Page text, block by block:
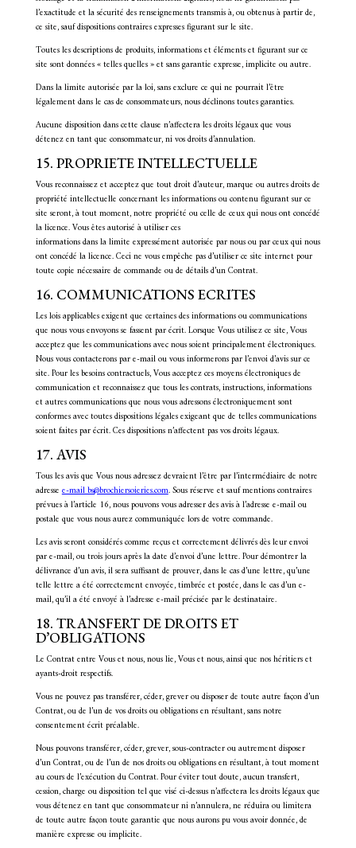
l’exactitude et la sécurité des renseignements transmis à, ou obtenus à partir de,
ce site, sauf dispositions contraires expresses figurant sur le site.
Toutes les descriptions de produits, informations et éléments et figurant sur ce
site sont données « telles quelles » et sans garantie expresse, implicite ou autre.
Dans la limite autorisée par la loi, sans exclure ce qui ne pourrait l’être
légalement dans le cas de consommateurs, nous déclinons toutes garanties.
Aucune disposition dans cette clause n’affectera les droits légaux que vous
détenez en tant que consommateur, ni vos droits d’annulation.
15. PROPRIETE INTELLECTUELLE
Vous reconnaissez et acceptez que tout droit d’auteur, marque ou autres droits de
propriété intellectuelle concernant les informations ou contenu figurant sur ce
site seront, à tout moment, notre propriété ou celle de ceux qui nous ont concédé
la licence. Vous êtes autorisé à utiliser ces
informations dans la limite expressément autorisée par nous ou par ceux qui nous
ont concédé la licence. Ceci ne vous empêche pas d’utiliser ce site internet pour
toute copie nécessaire de commande ou de détails d’un Contrat.
16. COMMUNICATIONS ECRITES
Les lois applicables exigent que certaines des informations ou communications
que nous vous envoyons se fassent par écrit. Lorsque Vous utilisez ce site, Vous
acceptez que les communications avec nous soient principalement électroniques.
Nous vous contacterons par e-mail ou vous informerons par l’envoi d’avis sur ce
site. Pour les besoins contractuels, Vous acceptez ces moyens électroniques de
communication et reconnaissez que tous les contrats, instructions, informations
et autres communications que nous vous adressons électroniquement sont
conformes avec toutes dispositions légales exigeant que de telles communications
soient faites par écrit. Ces dispositions n’affectent pas vos droits légaux.
17. AVIS
Tous les avis que Vous nous adressez devraient l’être par l’intermédiaire de notre
adressee-mail bs@brochiersoieries.com. Sous réserve et sauf mentions contraires
prévues à l’article 16, nous pouvons vous adresser des avis à l’adresse e-mail ou
postale que vous nous aurez communiquée lors de votre commande.
Les avis seront considérés comme reçus et correctement délivrés dès leur envoi
par e-mail, ou trois jours après la date d’envoi d’une lettre. Pour démontrer la
délivrance d’un avis, il sera suffisant de prouver, dans le cas d’une lettre, qu’une
telle lettre a été correctement envoyée, timbrée et postée, dans le cas d’un e-
mail, qu’il a été envoyé à l’adresse e-mail précisée par le destinataire.
18. TRANSFERT DE DROITS ET
D’OBLIGATIONS
Le Contrat entre Vous et nous, nous lie, Vous et nous, ainsi que nos héritiers et
ayants-droit respectifs.
Vous ne pouvez pas transférer, céder, grever ou disposer de toute autre façon d’un
Contrat, ou de l’un de vos droits ou obligations en résultant, sans notre
consentement écrit préalable.
Nous pouvons transférer, céder, grever, sous-contracter ou autrement disposer
d’un Contrat, ou de l’un de nos droits ou obligations en résultant, à tout moment
au cours de l’exécution du Contrat. Pour éviter tout doute, aucun transfert,
cession, charge ou disposition tel que visé ci-dessus n’affectera les droits légaux que
vous détenez en tant que consommateur ni n’annulera, ne réduira ou limitera
de toute autre façon toute garantie que nous aurons pu vous avoir donnée, de
manière expresse ou implicite.